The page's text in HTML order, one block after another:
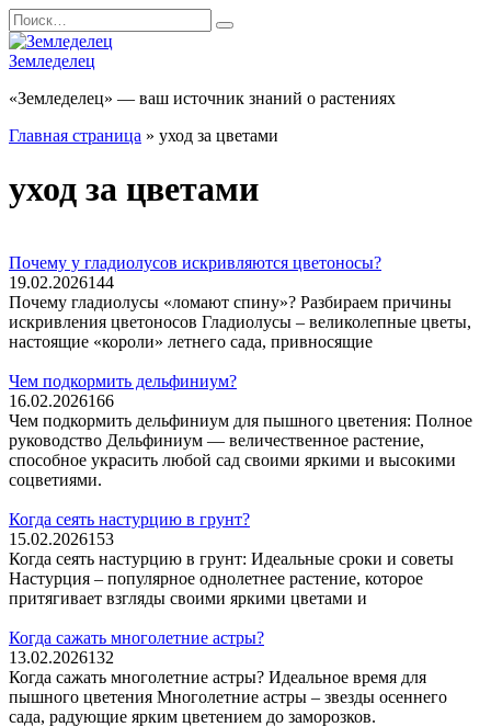
Перейти
к
содержанию
Search
for:
Земледелец
«Земледелец» — ваш источник знаний о растениях
Главная страница » уход за цветами
уход за цветами
Почему у гладиолусов искривляются цветоносы?
19.02.2026144
Почему гладиолусы «ломают спину»? Разбираем причины
искривления цветоносов Гладиолусы – великолепные цветы,
настоящие «короли» летнего сада, привносящие
Чем подкормить дельфиниум?
16.02.2026166
Чем подкормить дельфиниум для пышного цветения: Полное
руководство Дельфиниум — величественное растение,
способное украсить любой сад своими яркими и высокими
соцветиями.
Когда сеять настурцию в грунт?
15.02.2026153
Когда сеять настурцию в грунт: Идеальные сроки и советы
Настурция – популярное однолетнее растение, которое
притягивает взгляды своими яркими цветами и
Когда сажать многолетние астры?
13.02.2026132
Когда сажать многолетние астры? Идеальное время для
пышного цветения Многолетние астры – звезды осеннего
сада, радующие ярким цветением до заморозков.